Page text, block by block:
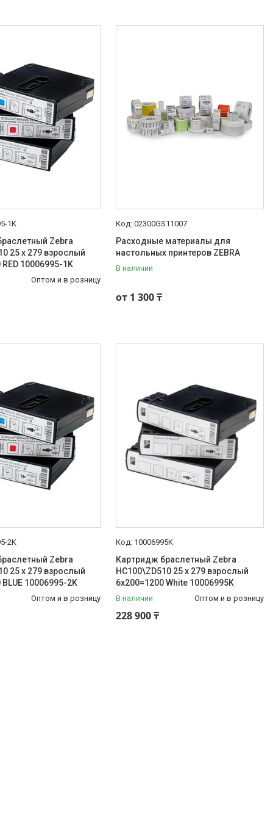
1K
Zebra
25 х 279 взрослый
10006995-1K
Оптом и в розницу
02300GS11007
Расходные материалы для
настольных принтеров ZEBRA
В наличии
от 1 300 ₸
2K
Zebra
25 х 279 взрослый
10006995-2K
Оптом и в розницу
10006995K
Картридж браслетный Zebra
HC100\ZD510 25 х 279 взрослый
6x200=1200 White 10006995K
В наличии Оптом и в розницу
228 900 ₸